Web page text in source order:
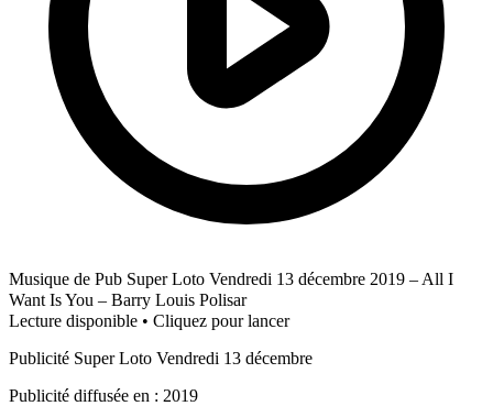
Musique de Pub Super Loto Vendredi 13 décembre 2019 – All I
Want Is You – Barry Louis Polisar
Lecture disponible • Cliquez pour lancer
Publicité Super Loto Vendredi 13 décembre
Publicité diffusée en : 2019